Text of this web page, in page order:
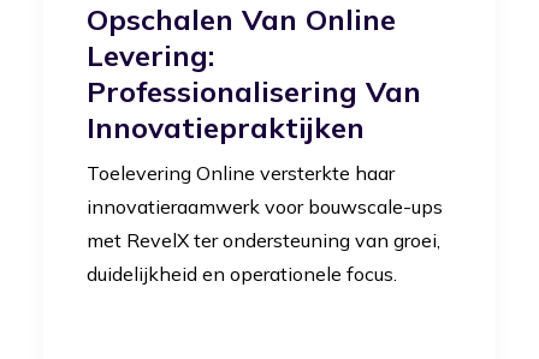
Opschalen Van Online
Levering:
Professionalisering Van
Innovatiepraktijken
Toelevering Online versterkte haar
innovatieraamwerk voor bouwscale-ups
met RevelX ter ondersteuning van groei,
duidelijkheid en operationele focus.